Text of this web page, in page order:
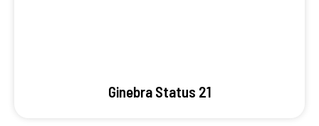
Ginebra Status 21